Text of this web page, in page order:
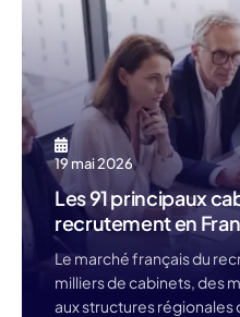
19 mai 2026
Les 91 principaux
recrutement en
Le marché français du
milliers de cabinets, des
aux structures régionales